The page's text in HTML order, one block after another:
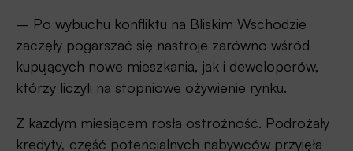
– Po wybuchu konfliktu na Bliskim Wschodzie
zaczęły pogarszać się nastroje zarówno wśród
kupujących nowe mieszkania, jak i deweloperów,
którzy liczyli na stopniowe ożywienie rynku.
Z każdym miesiącem rosła ostrożność. Podrożały
kredyty, część potencjalnych nabywców przyjęła